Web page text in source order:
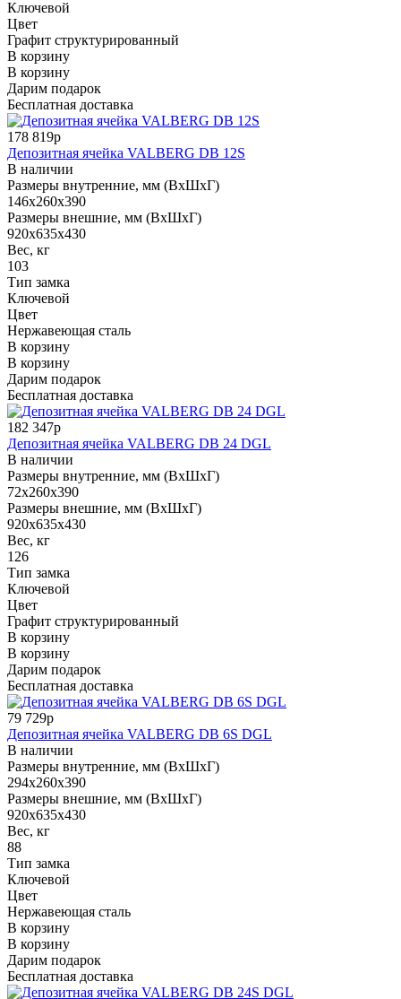
Ключевой
Цвет
Графит структурированный
В корзину
В корзину
Дарим подарок
Бесплатная доставка
178 819р
Депозитная ячейка VALBERG DB 12S
В наличии
Размеры внутренние, мм (ВхШхГ)
146x260x390
Размеры внешние, мм (ВхШхГ)
920x635x430
Вес, кг
103
Тип замка
Ключевой
Цвет
Нержавеющая сталь
В корзину
В корзину
Дарим подарок
Бесплатная доставка
182 347р
Депозитная ячейка VALBERG DB 24 DGL
В наличии
Размеры внутренние, мм (ВхШхГ)
72x260x390
Размеры внешние, мм (ВхШхГ)
920x635x430
Вес, кг
126
Тип замка
Ключевой
Цвет
Графит структурированный
В корзину
В корзину
Дарим подарок
Бесплатная доставка
79 729р
Депозитная ячейка VALBERG DB 6S DGL
В наличии
Размеры внутренние, мм (ВхШхГ)
294x260x390
Размеры внешние, мм (ВхШхГ)
920x635x430
Вес, кг
88
Тип замка
Ключевой
Цвет
Нержавеющая сталь
В корзину
В корзину
Дарим подарок
Бесплатная доставка